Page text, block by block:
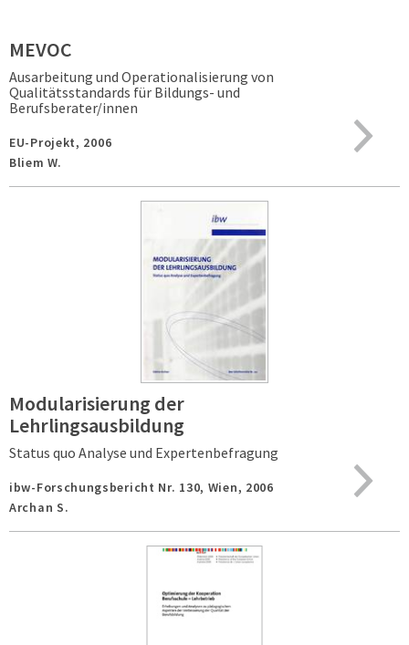
MEVOC
Ausarbeitung und Operationalisierung von
Qualitätsstandards für Bildungs- und
Berufsberater/innen
EU-Projekt, 2006
Bliem W.
Modularisierung der
Lehrlingsausbildung
Status quo Analyse und Expertenbefragung
ibw-Forschungsbericht Nr. 130, Wien, 2006
Archan S.